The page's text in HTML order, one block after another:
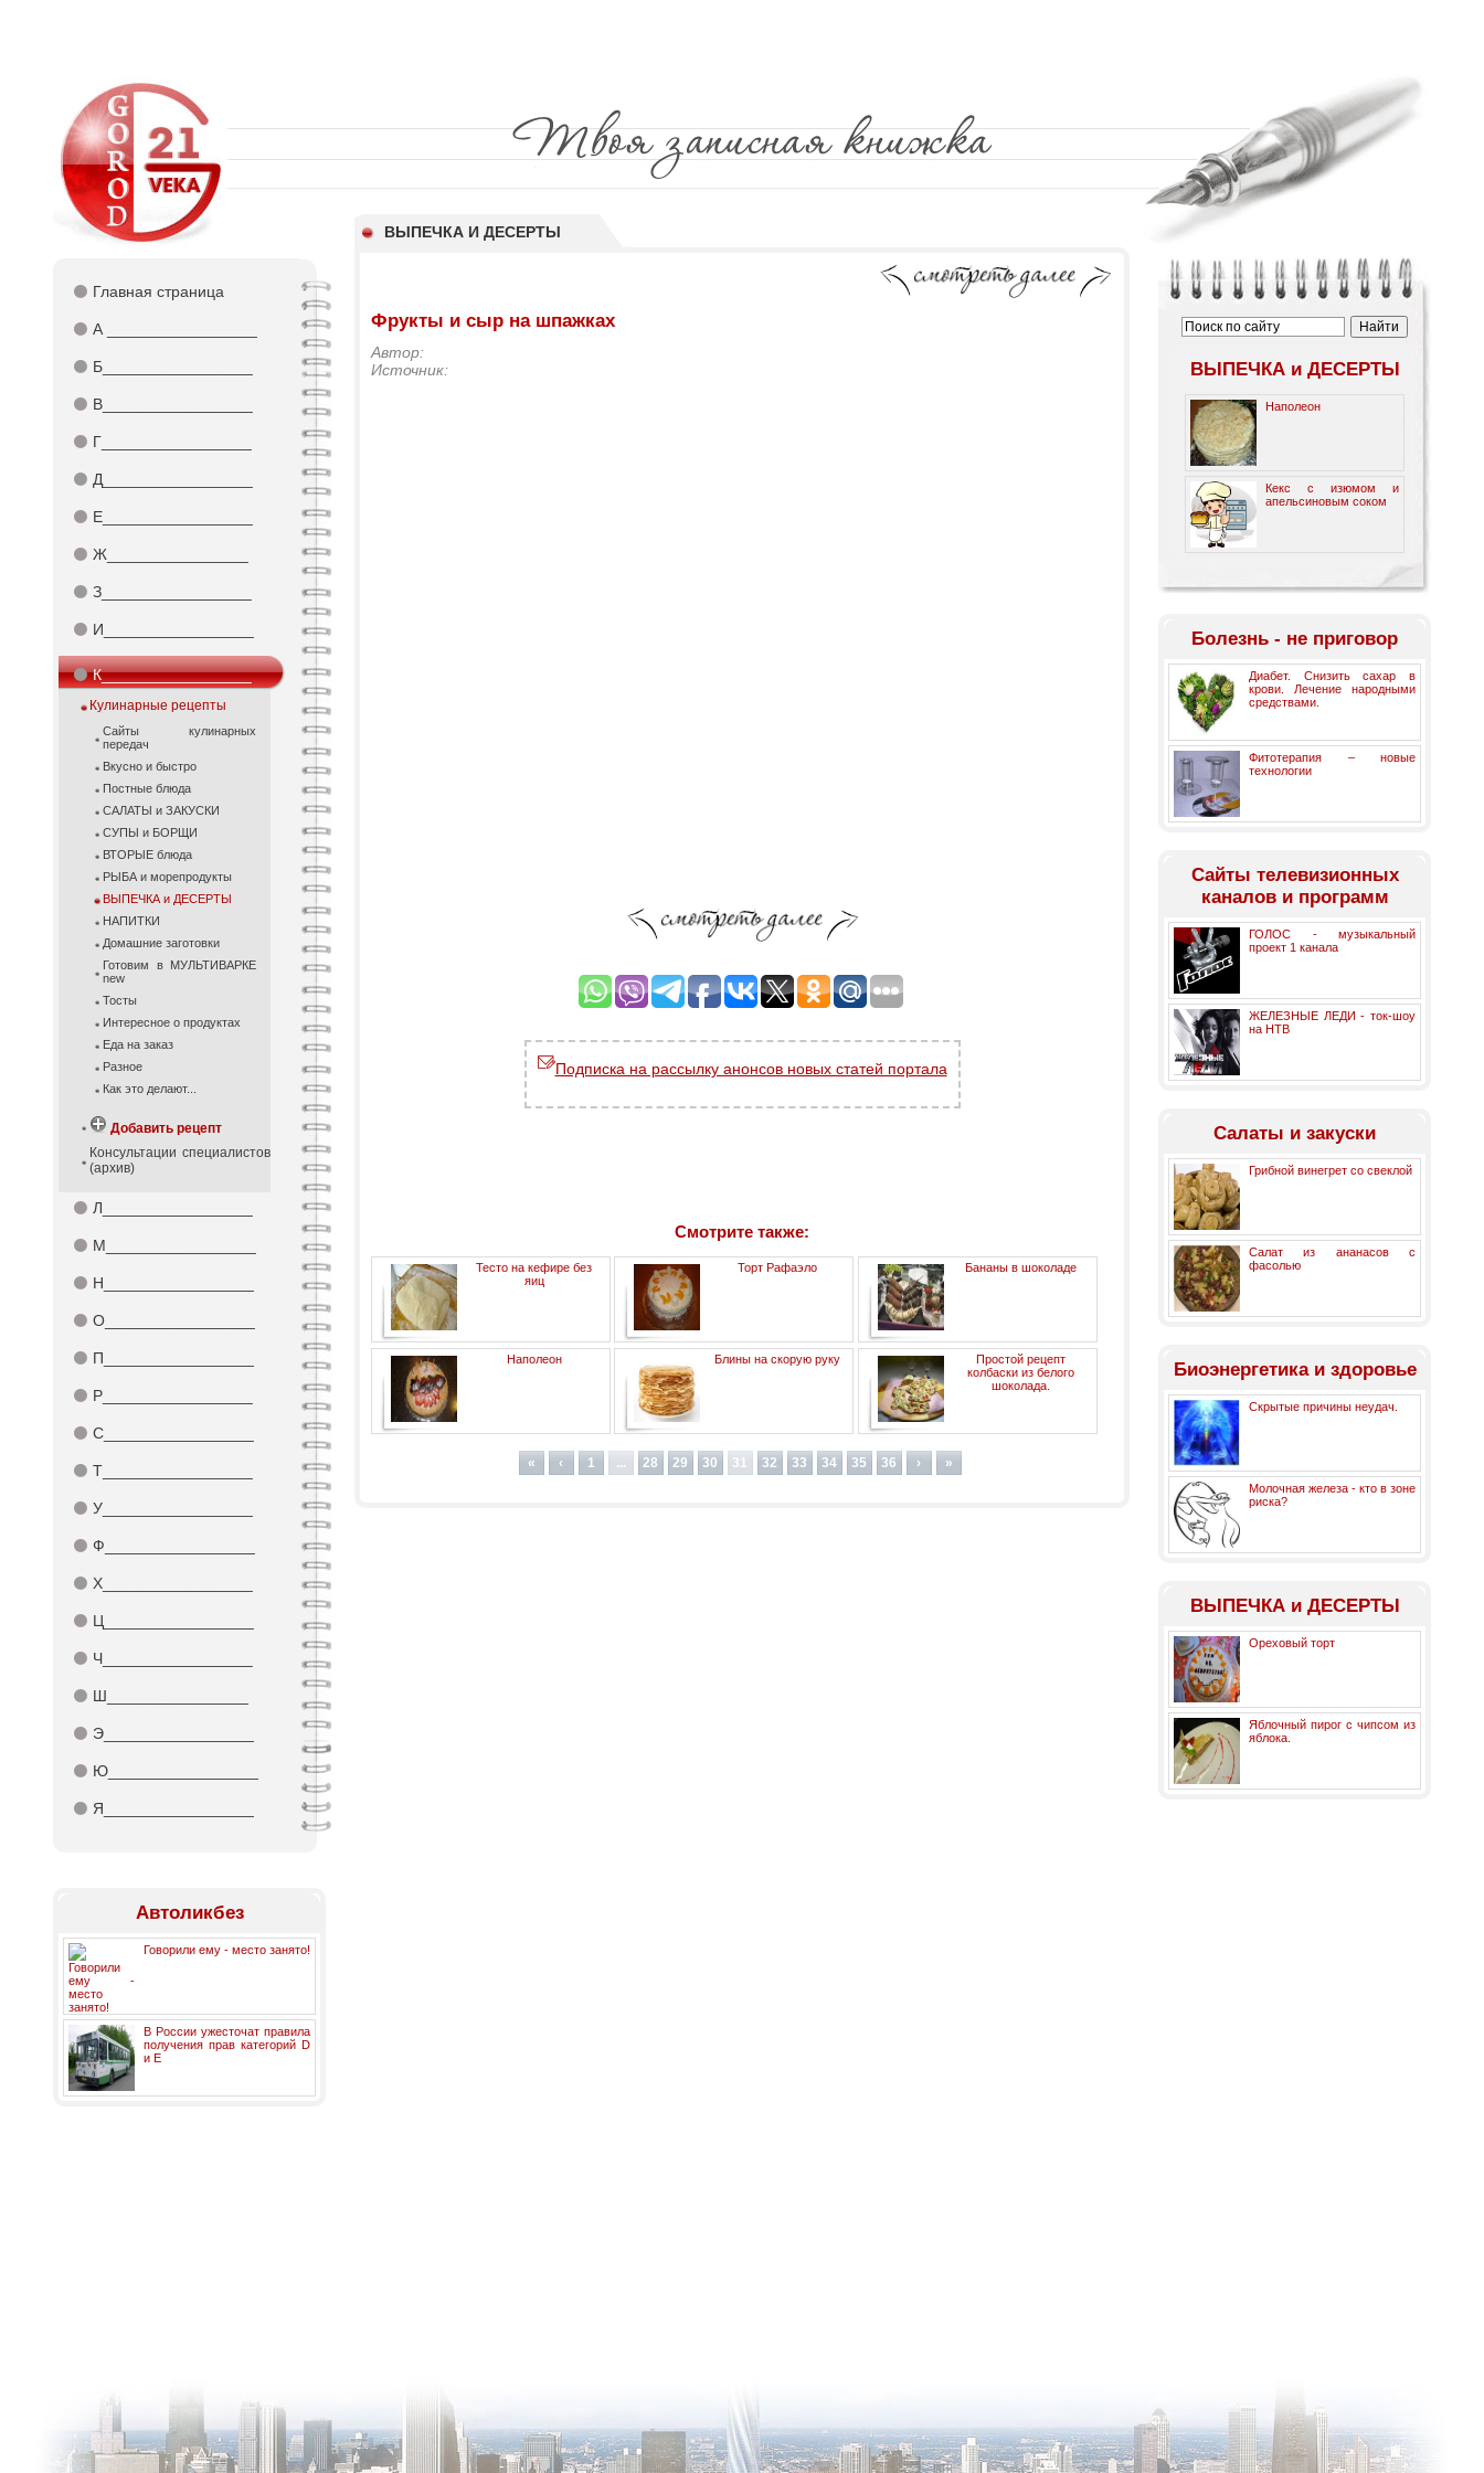
ВЫПЕЧКА И ДЕСЕРТЫ
⚫ Главная страница
⚫ А _________________
⚫ Б_________________
⚫ В_________________
⚫ Г_________________
⚫ Д_________________
⚫ Е_________________
⚫ Ж________________
⚫ З_________________
⚫ И_________________
⚫К_________________
Кулинарные рецепты
Сайты кулинарных
передач
Вкусно и быстро
Постные блюда
САЛАТЫ и ЗАКУСКИ
СУПЫ и БОРЩИ
ВТОРЫЕ блюда
РЫБА и морепродукты
ВЫПЕЧКА и ДЕСЕРТЫ
НАПИТКИ
Домашние заготовки
Готовим в МУЛЬТИВАРКЕ
new
Тосты
Интересное о продуктах
Еда на заказ
Разное
Как это делают...
Добавить рецепт
Консультации специалистов
(архив)
⚫ Л_________________
⚫ М_________________
⚫ Н_________________
⚫ О_________________
⚫ П_________________
⚫ Р_________________
⚫ С_________________
⚫ Т_________________
⚫ У_________________
⚫ Ф_________________
⚫ Х_________________
⚫ Ц_________________
⚫ Ч_________________
⚫ Ш________________
⚫ Э_________________
⚫ Ю_________________
⚫ Я_________________
Автоликбез
Говорили ему - место занято!
В России ужесточат правила
получения прав категорий D
и E
Фрукты и сыр на шпажках
Автор:
Источник:
Подписка на рассылку анонсов новых статей портала
Смотрите также:
Тесто на кефире без
яиц
Торт Рафаэло Бананы в шоколаде
Наполеон Блины на скорую руку
Простой рецепт
колбаски из белого
шоколада.
« ‹ 1 ... 28 29 30 31 32 33 34 35 36 › »
ВЫПЕЧКА и ДЕСЕРТЫ
Наполеон
Кекс с изюмом и
апельсиновым соком
Болезнь - не приговор
Диабет. Снизить сахар в
крови. Лечение народными
средствами.
Фитотерапия – новые
технологии
Cайты телевизионных
каналов и программ
ГОЛОС - музыкальный
проект 1 канала
ЖЕЛЕЗНЫЕ ЛЕДИ - ток-шоу
на НТВ
Салаты и закуски
Грибной винегрет со свеклой
Салат из ананасов с
фасолью
Биоэнергетика и здоровье
Скрытые причины неудач.
Молочная железа - кто в зоне
риска?
ВЫПЕЧКА и ДЕСЕРТЫ
Ореховый торт
Яблочный пирог с чипсом из
яблока.